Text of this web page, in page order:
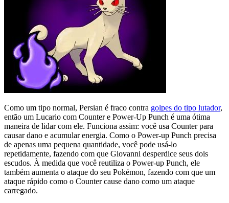
Como um tipo normal, Persian é fraco contra golpes do tipo lutador,
então um Lucario com Counter e Power-Up Punch é uma ótima
maneira de lidar com ele. Funciona assim: você usa Counter para
causar dano e acumular energia. Como o Power-up Punch precisa
de apenas uma pequena quantidade, você pode usá-lo
repetidamente, fazendo com que Giovanni desperdice seus dois
escudos. À medida que você reutiliza o Power-up Punch, ele
também aumenta o ataque do seu Pokémon, fazendo com que um
ataque rápido como o Counter cause dano como um ataque
carregado.